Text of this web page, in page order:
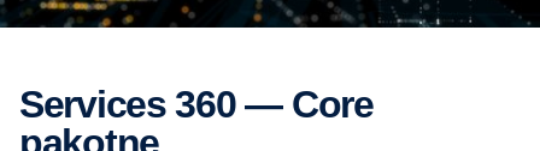
Services 360 — Core